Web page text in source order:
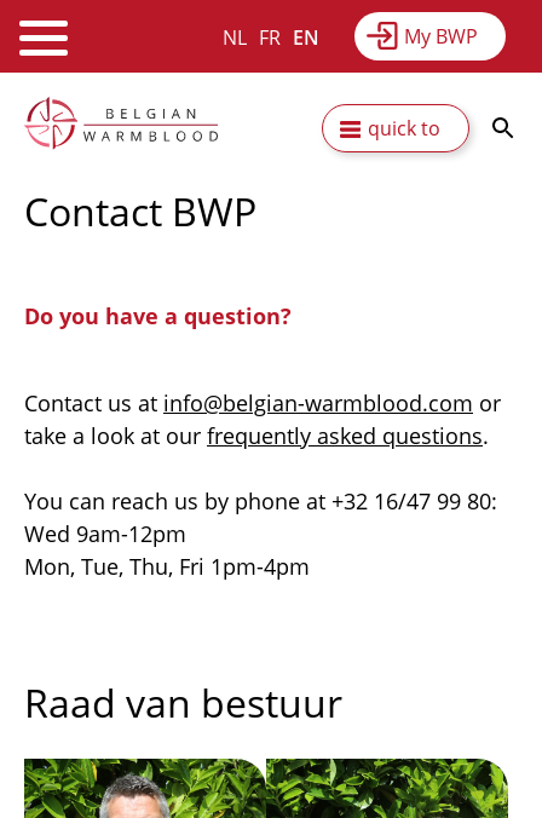
Skip
content
My BWP
NL FR EN
Secundaire
navigatie
Webshop News
quick to
Contact BWP
Do you have a question?
Contact us at info@belgian-warmblood.com or
take a look at our frequently asked questions.
You can reach us by phone at +32 16/47 99 80:
Wed 9am-12pm
Mon, Tue, Thu, Fri 1pm-4pm
Raad van bestuur
Afbeelding Afbeelding